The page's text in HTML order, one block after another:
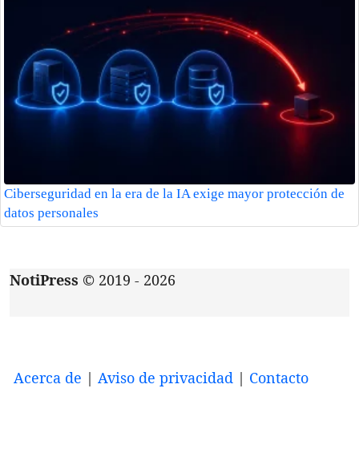
Ciberseguridad en la era de la IA exige mayor protección de
datos personales
NotiPress © 2019 - 2026
Acerca de | Aviso de privacidad | Contacto